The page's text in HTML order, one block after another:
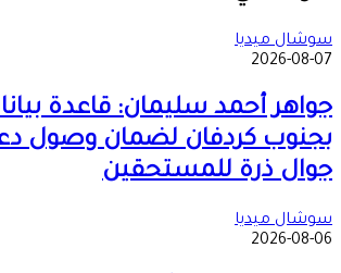
البريد
سوشال ميديا
2026-08-07
جواهر أحمد سليمان: قاعدة
جوال ذرة للمستحقين
سوشال ميديا
2026-08-06